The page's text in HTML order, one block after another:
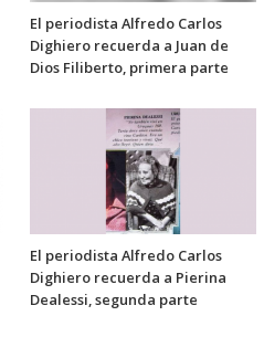
El periodista Alfredo Carlos
Dighiero recuerda a Juan de
Dios Filiberto, primera parte
El periodista Alfredo Carlos
Dighiero recuerda a Pierina
Dealessi, segunda parte